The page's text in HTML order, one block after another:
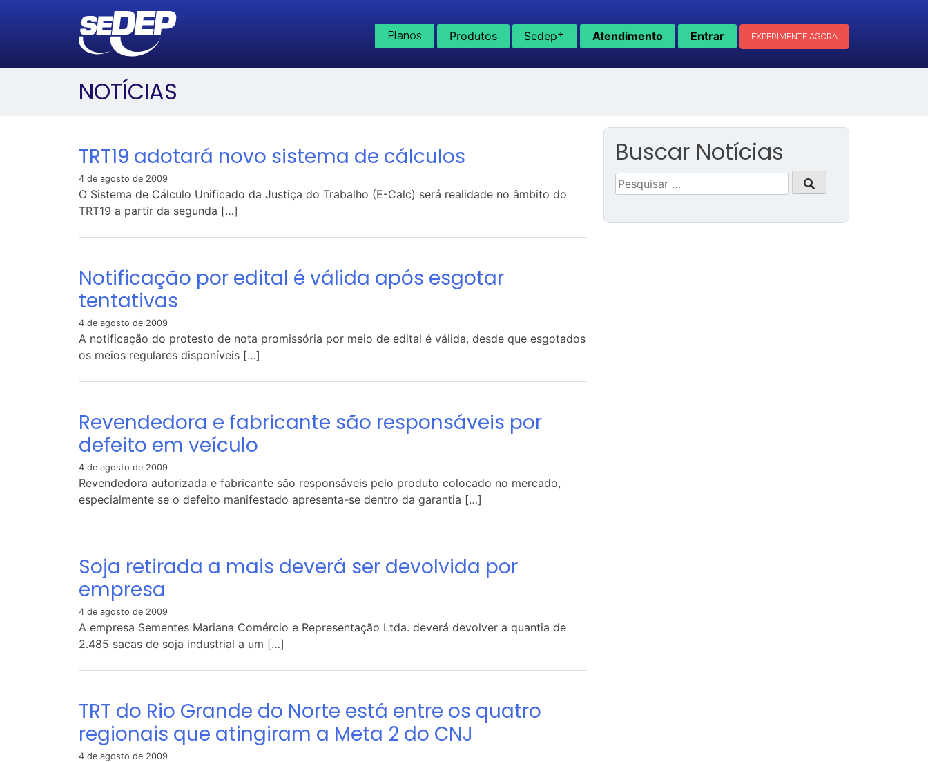
Planos Produtos Sedep+ Atendimento Entrar EXPERIMENTE AGORA
NOTÍCIAS
TRT19 adotará novo sistema de cálculos
4 de agosto de 2009
O Sistema de Cálculo Unificado da Justiça do Trabalho (E-Calc) será realidade no âmbito do
TRT19 a partir da segunda […]
Notificação por edital é válida após esgotar
tentativas
4 de agosto de 2009
A notificação do protesto de nota promissória por meio de edital é válida, desde que esgotados
os meios regulares disponíveis […]
Revendedora e fabricante são responsáveis por
defeito em veículo
4 de agosto de 2009
Revendedora autorizada e fabricante são responsáveis pelo produto colocado no mercado,
especialmente se o defeito manifestado apresenta-se dentro da garantia […]
Soja retirada a mais deverá ser devolvida por
empresa
4 de agosto de 2009
A empresa Sementes Mariana Comércio e Representação Ltda. deverá devolver a quantia de
2.485 sacas de soja industrial a um […]
TRT do Rio Grande do Norte está entre os quatro
regionais que atingiram a Meta 2 do CNJ
4 de agosto de 2009
Buscar Notícias
Pesquisar
por: